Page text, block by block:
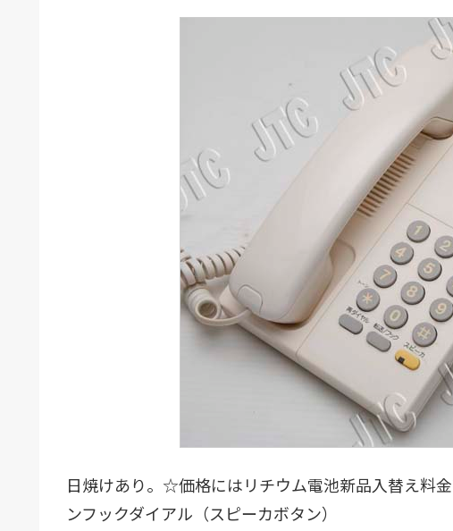
日焼けあり。☆価格にはリチウム電池新品入替え料
ンフックダイアル（スピーカボタン）